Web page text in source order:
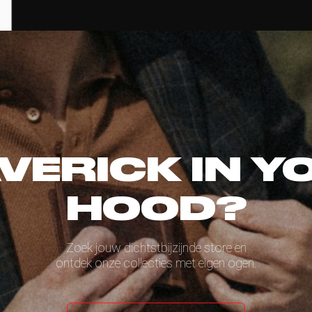
IN
HOOD?
Zoek jouw dichtstbijzijnde store en
ontdek onze collecties met eigen ogen.